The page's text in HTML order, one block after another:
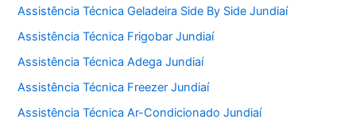
Assistência Técnica Geladeira Side By Side Jundiaí
Assistência Técnica Frigobar Jundiaí
Assistência Técnica Adega Jundiaí
Assistência Técnica Freezer Jundiaí
Assistência Técnica Ar-Condicionado Jundiaí